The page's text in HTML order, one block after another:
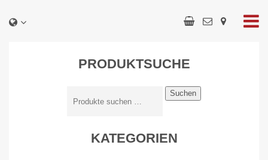
PRODUKTSUCHE
Suchen
KATEGORIEN